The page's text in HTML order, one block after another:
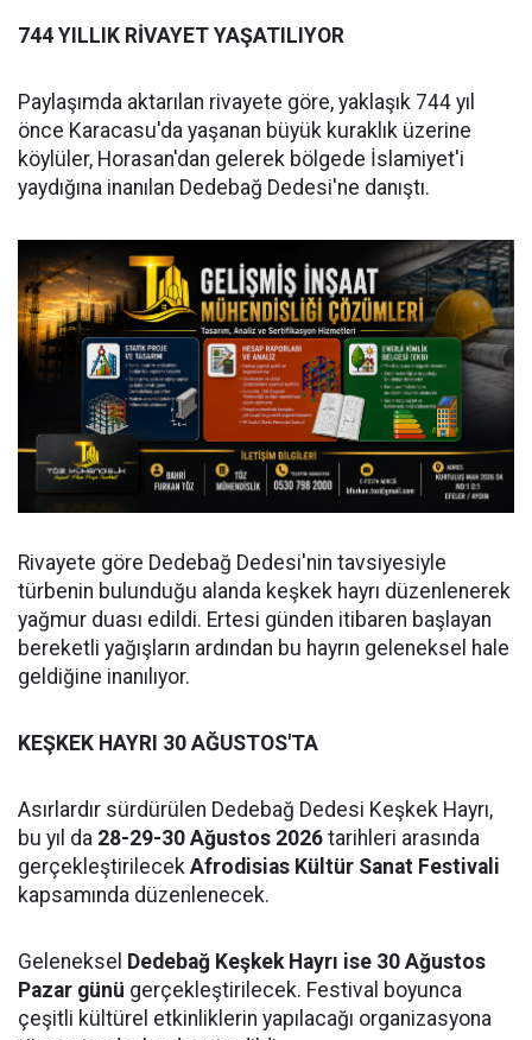
744 YILLIK RİVAYET YAŞATILIYOR
Paylaşımda aktarılan rivayete göre, yaklaşık 744 yıl
önce Karacasu'da yaşanan büyük kuraklık üzerine
köylüler, Horasan'dan gelerek bölgede İslamiyet'i
yaydığına inanılan Dedebağ Dedesi'ne danıştı.
Rivayete göre Dedebağ Dedesi'nin tavsiyesiyle
türbenin bulunduğu alanda keşkek hayrı düzenlenerek
yağmur duası edildi. Ertesi günden itibaren başlayan
bereketli yağışların ardından bu hayrın geleneksel hale
geldiğine inanılıyor.
KEŞKEK HAYRI 30 AĞUSTOS'TA
Asırlardır sürdürülen Dedebağ Dedesi Keşkek Hayrı,
bu yıl da 28-29-30 Ağustos 2026 tarihleri arasında
gerçekleştirilecek Afrodisias Kültür Sanat Festivali
kapsamında düzenlenecek.
Geleneksel Dedebağ Keşkek Hayrı ise 30 Ağustos
Pazar günü gerçekleştirilecek. Festival boyunca
çeşitli kültürel etkinliklerin yapılacağı organizasyona